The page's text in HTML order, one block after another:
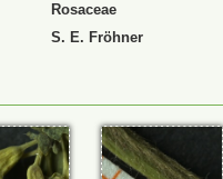
Rosaceae
S. E. Fröhner